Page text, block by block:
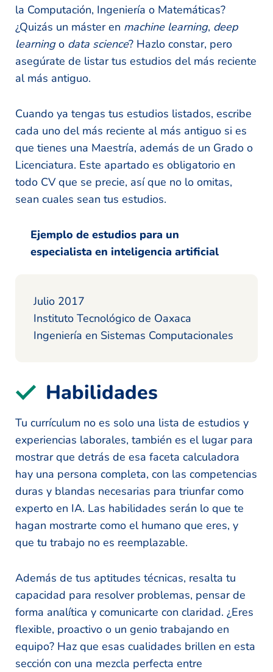
la Computación, Ingeniería o Matemáticas?
¿Quizás un máster en machine learning, deep
learningo data science? Hazlo constar, pero
asegúrate de listar tus estudios del más reciente
al más antiguo.
Cuando ya tengas tus estudios listados, escribe
cada uno del más reciente al más antiguo si es
que tienes una Maestría, además de un Grado o
Licenciatura. Este apartado es obligatorio en
todo CV que se precie, así que no lo omitas,
sean cuales sean tus estudios.
Ejemplo de estudios para un
especialista en inteligencia artificial
Julio 2017
Instituto Tecnológico de Oaxaca
Ingeniería en Sistemas Computacionales
Habilidades
Tu currículum no es solo una lista de estudios y
experiencias laborales, también es el lugar para
mostrar que detrás de esa faceta calculadora
hay una persona completa, con las competencias
duras y blandas necesarias para triunfar como
experto en IA. Las habilidades serán lo que te
hagan mostrarte como el humano que eres, y
que tu trabajo no es reemplazable.
Además de tus aptitudes técnicas, resalta tu
capacidad para resolver problemas, pensar de
forma analítica y comunicarte con claridad. ¿Eres
flexible, proactivo o un genio trabajando en
equipo? Haz que esas cualidades brillen en esta
sección con una mezcla perfecta entre